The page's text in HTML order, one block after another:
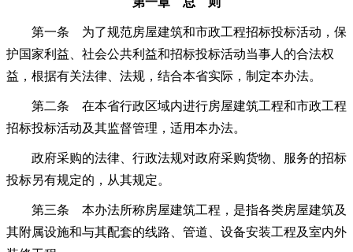
第一条 为了规范房屋建筑和市政工程招标投标活动，保
护国家利益、社会公共利益和招标投标活动当事人的合法权
益，根据有关法律、法规，结合本省实际，制定本办法。
第二条 在本省行政区域内进行房屋建筑工程和市政工程
招标投标活动及其监督管理，适用本办法。
政府采购的法律、行政法规对政府采购货物、服务的招标
投标另有规定的，从其规定。
第三条 本办法所称房屋建筑工程，是指各类房屋建筑及
其附属设施和与其配套的线路、管道、设备安装工程及室内外